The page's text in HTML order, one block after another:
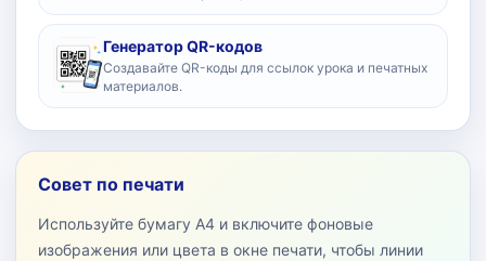
Генератор QR-кодов
Создавайте QR-коды для ссылок урока и печатных
материалов.
Совет по печати
Используйте бумагу A4 и включите фоновые
изображения или цвета в окне печати, чтобы линии